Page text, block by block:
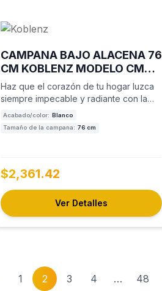
CAMPANA BAJO ALACENA 76
CM KOBLENZ MODELO CMK-
76 B
Haz que el corazón de tu hogar luzca
siempre impecable y radiante con la
Campana…
Acabado/color: Blanco
Tamaño de la campana: 76 cm
$2,361.42
Ver Detalles
1 2 3 4 … 48